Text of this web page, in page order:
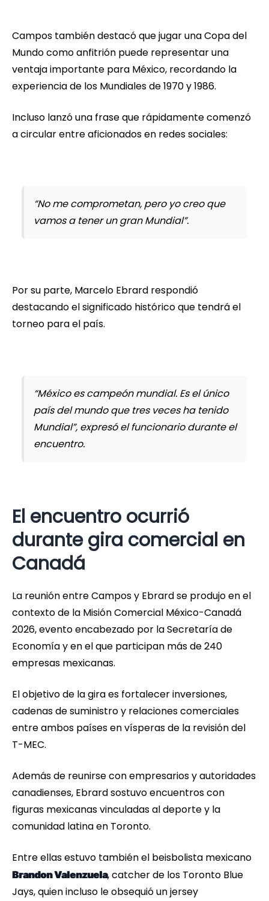
Campos también destacó que jugar una Copa del
Mundo como anfitrión puede representar una
ventaja importante para México, recordando la
experiencia de los Mundiales de 1970 y 1986.
Incluso lanzó una frase que rápidamente comenzó
a circular entre aficionados en redes sociales:
“No me comprometan, pero yo creo que
vamos a tener un gran Mundial”.
Por su parte, Marcelo Ebrard respondió
destacando el significado histórico que tendrá el
torneo para el país.
“México es campeón mundial. Es el único
país del mundo que tres veces ha tenido
Mundial”, expresó el funcionario durante el
encuentro.
El encuentro ocurrió
durante gira comercial en
Canadá
La reunión entre Campos y Ebrard se produjo en el
contexto de la Misión Comercial México-Canadá
2026, evento encabezado por la Secretaría de
Economía y en el que participan más de 240
empresas mexicanas.
El objetivo de la gira es fortalecer inversiones,
cadenas de suministro y relaciones comerciales
entre ambos países en vísperas de la revisión del
T-MEC.
Además de reunirse con empresarios y autoridades
canadienses, Ebrard sostuvo encuentros con
figuras mexicanas vinculadas al deporte y la
comunidad latina en Toronto.
Entre ellas estuvo también el beisbolista mexicano
Brandon Valenzuela, catcher de los Toronto Blue
Jays, quien incluso le obsequió un jersey